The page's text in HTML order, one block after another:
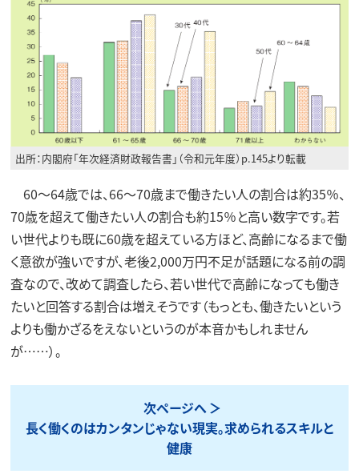
出所：内閣府「年次経済財政報告書」（令和元年度）p.145より転載
60～64歳では、66～70歳まで働きたい人の割合は約35％、
70歳を超えて働きたい人の割合も約15％と高い数字です。若
い世代よりも既に60歳を超えている方ほど、高齢になるまで働
く意欲が強いですが、老後2,000万円不足が話題になる前の調
査なので、改めて調査したら、若い世代で高齢になっても働き
たいと回答する割合は増えそうです（もっとも、働きたいという
よりも働かざるをえないというのが本音かもしれません
が……）。
次ページへ
長く働くのはカンタンじゃない現実。求められるスキルと
健康